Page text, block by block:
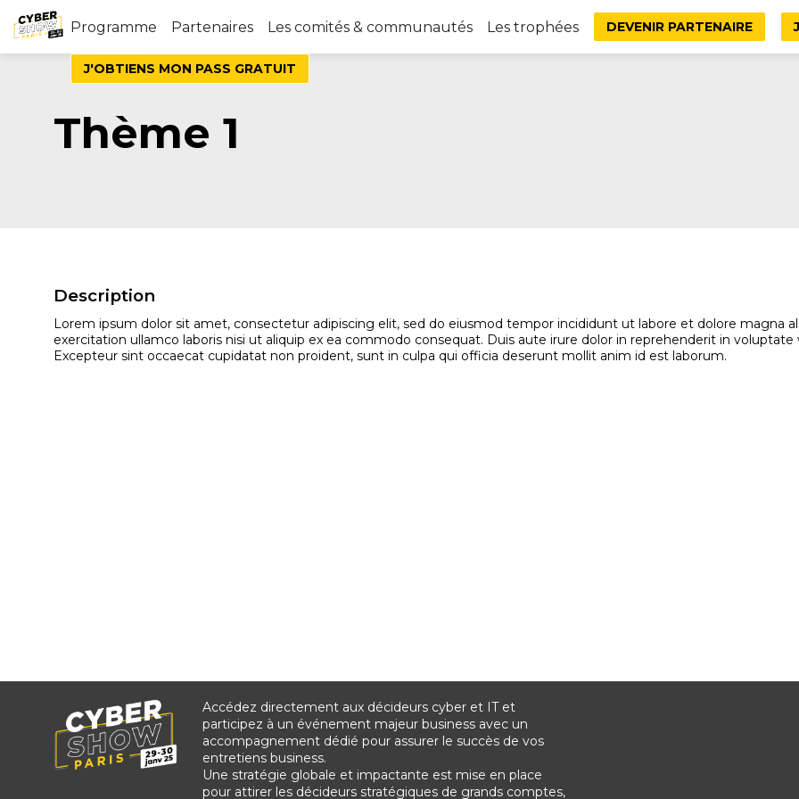
Programme Partenaires Les comités & communautés Les trophées DEVENIR PARTENAIRE
J'OBTIENS MON PASS GRATUIT
Thème 1
Description
Lorem ipsum dolor sit amet, consectetur adipiscing elit, sed do eiusmod tempor incididunt ut labore et dolore magna
exercitation ullamco laboris nisi ut aliquip ex ea commodo consequat. Duis aute irure dolor in reprehenderit in
Excepteur sint occaecat cupidatat non proident, sunt in culpa qui officia deserunt mollit anim id est laborum.
Accédez directement aux décideurs cyber et IT et
participez à un événement majeur business avec un
accompagnement dédié pour assurer le succès de vos
entretiens business.
Une stratégie globale et impactante est mise en place
pour attirer les décideurs stratégiques de grands comptes,